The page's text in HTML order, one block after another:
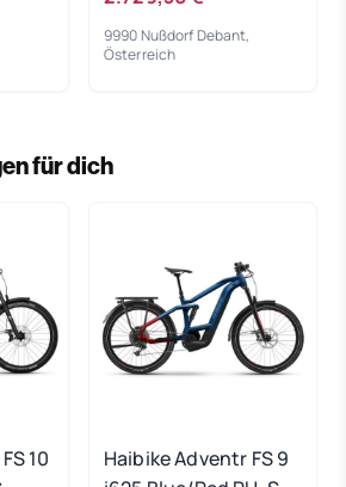
9990 Nußdorf Debant,
Österreich
für dich
10
Haibike Adventr FS 9